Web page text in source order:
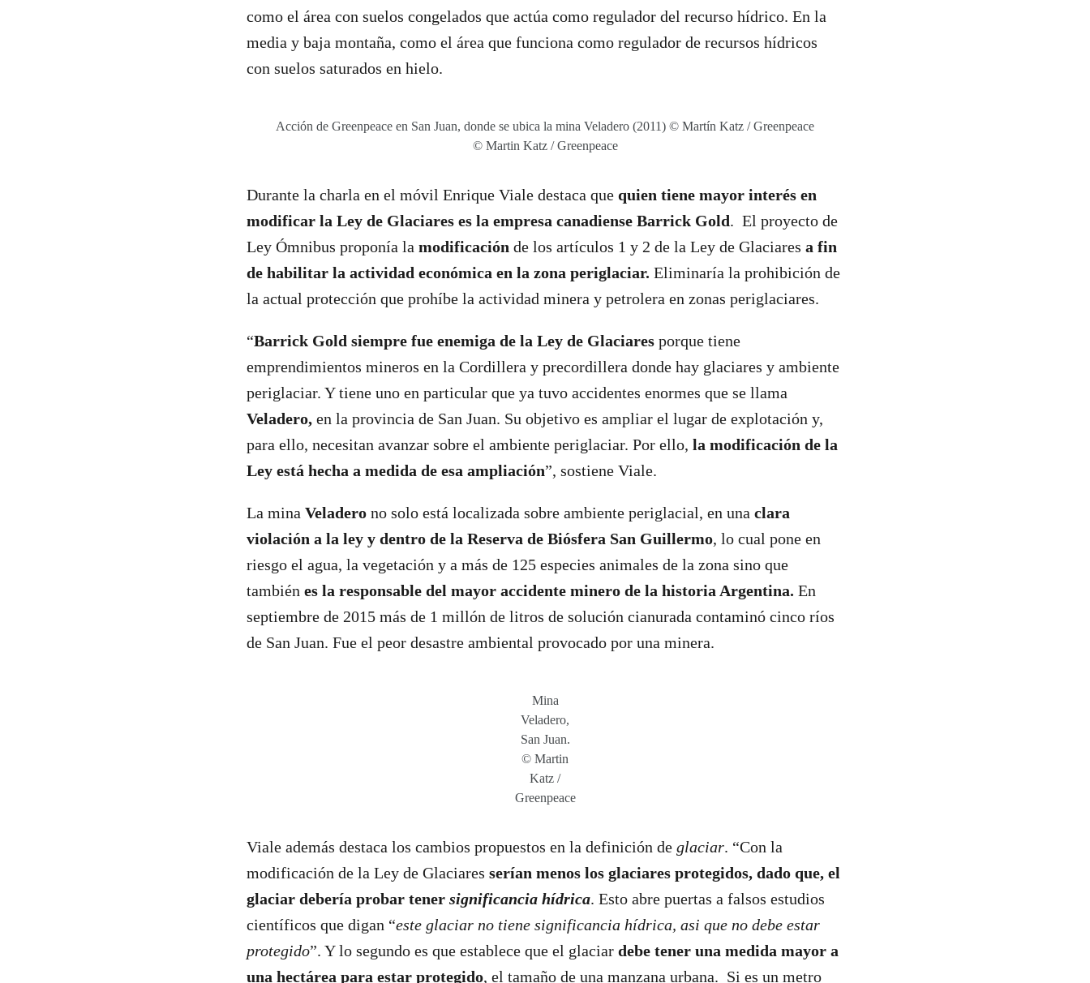
como el área con suelos congelados que actúa como regulador del recurso hídrico. En la
media y baja montaña, como el área que funciona como regulador de recursos hídricos
con suelos saturados en hielo.
Acción de Greenpeace en San Juan, donde se ubica la mina Veladero (2011) © Martín Katz / Greenpeace
© Martin Katz / Greenpeace
Durante la charla en el móvil Enrique Viale destaca que quien tiene mayor interés en
modificar la Ley de Glaciares es la empresa canadiense Barrick Gold. El proyecto de
Ley Ómnibus proponía la modificación de los artículos 1 y 2 de la Ley de Glaciares a fin
de habilitar la actividad económica en la zona periglaciar. Eliminaría la prohibición de
la actual protección que prohíbe la actividad minera y petrolera en zonas periglaciares.
“Barrick Gold siempre fue enemiga de la Ley de Glaciares porque tiene
emprendimientos mineros en la Cordillera y precordillera donde hay glaciares y ambiente
periglaciar. Y tiene uno en particular que ya tuvo accidentes enormes que se llama
Veladero, en la provincia de San Juan. Su objetivo es ampliar el lugar de explotación y,
para ello, necesitan avanzar sobre el ambiente periglaciar. Por ello, la modificación de la
Ley está hecha a medida de esa ampliación”, sostiene Viale.
La mina Veladero no solo está localizada sobre ambiente periglacial, en una clara
violación a la ley y dentro de la Reserva de Biósfera San Guillermo, lo cual pone en
riesgo el agua, la vegetación y a más de 125 especies animales de la zona sino que
también es la responsable del mayor accidente minero de la historia Argentina. En
septiembre de 2015 más de 1 millón de litros de solución cianurada contaminó cinco ríos
de San Juan. Fue el peor desastre ambiental provocado por una minera.
Mina
Veladero,
San Juan.
© Martin
Katz /
Greenpeace
Viale además destaca los cambios propuestos en la definición de glaciar. “Con la
modificación de la Ley de Glaciares serían menos los glaciares protegidos, dado que, el
glaciar debería probar tener significancia hídrica. Esto abre puertas a falsos estudios
científicos que digan “este glaciar no tiene significancia hídrica, asi que no debe estar
protegido”. Y lo segundo es que establece que el glaciar debe tener una medida mayor a
una hectárea para estar protegido, el tamaño de una manzana urbana. Si es un metro